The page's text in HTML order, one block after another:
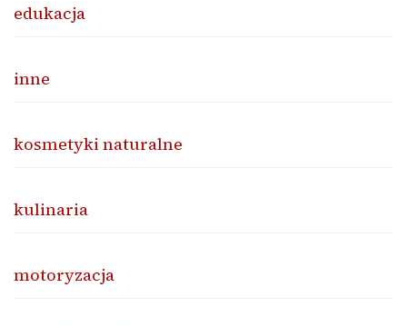
edukacja
inne
kosmetyki naturalne
kulinaria
motoryzacja